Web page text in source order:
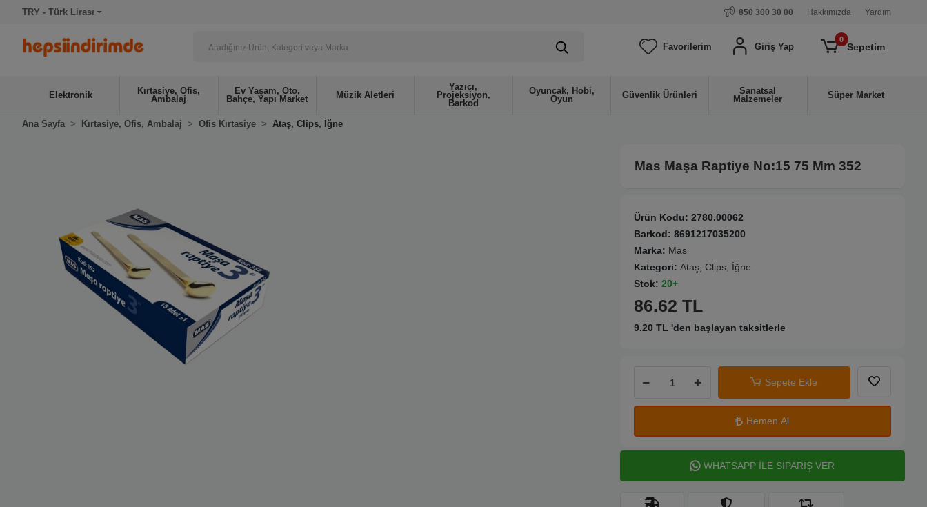
TRY - Türk Lirası 850 300 30 00 Hakkımızda Yardım
Favorilerim Giriş Yap
0
Sepetim
Elektronik
Kırtasiye, Ofis,
Ambalaj
Ev Yaşam, Oto,
Bahçe, Yapı Market
Müzik Aletleri
Yazıcı,
Projeksiyon,
Barkod
Oyuncak, Hobi,
Oyun
Güvenlik Ürünleri
Sanatsal
Malzemeler
Süper Market
Ana Sayfa Kırtasiye, Ofis, Ambalaj Ofis Kırtasiye Ataş, Clips, İğne
Mas Maşa Raptiye No:15 75 Mm 352
Ürün Kodu: 2780.00062
Barkod: 8691217035200
Marka: Mas
Kategori: Ataş, Clips, İğne
Stok: 20+
86.62 TL
9.20 TL 'den başlayan taksitlerle
Sepete Ekle
Hemen Al
WHATSAPP İLE SİPARİŞ VER